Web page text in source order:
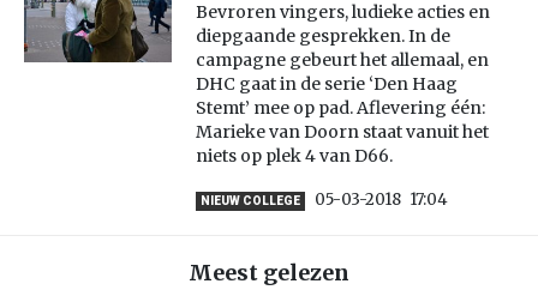
Bevroren vingers, ludieke acties en
diepgaande gesprekken. In de
campagne gebeurt het allemaal, en
DHC gaat in de serie ‘Den Haag
Stemt’ mee op pad. Aflevering één:
Marieke van Doorn staat vanuit het
niets op plek 4 van D66.
NIEUW COLLEGE 05-03-2018 17:04
Meest gelezen